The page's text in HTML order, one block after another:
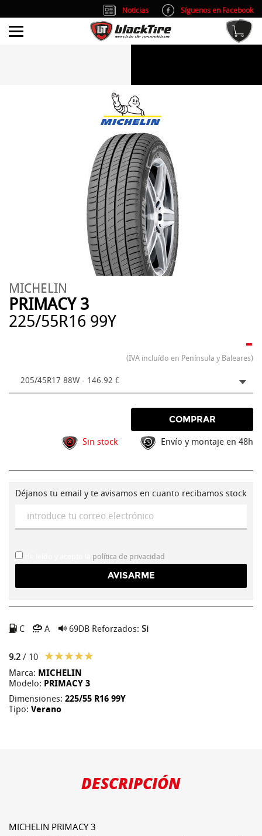
MICHELIN
PRIMACY 3
225/55R16 99Y
-
(IVA incluído en Península y Baleares)
205/45R17 88W - 146.92 €
COMPRAR
Sin stock Envío y montaje en 48h
Déjanos tu email y te avisamos en cuanto recibamos stock
política de privacidad
C A 69DB Reforzados: Si
9.2 / 10
Marca: MICHELIN
Modelo: PRIMACY 3
Dimensiones: 225/55 R16 99Y
Tipo: Verano
DESCRIPCIÓN
MICHELIN PRIMACY 3
Noticias
Síguenos en Facebook
info@blacktire.es
Atención al cliente: L/V 9:00-14:00 y 15:00-19:00